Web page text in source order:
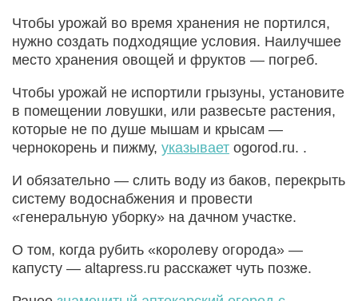
Чтобы урожай во время хранения не портился,
нужно создать подходящие условия. Наилучшее
место хранения овощей и фруктов — погреб.
Чтобы урожай не испортили грызуны, установите
в помещении ловушки, или развесьте растения,
которые не по душе мышам и крысам —
чернокорень и пижму, указывает ogorod.ru. .
И обязательно — слить воду из баков, перекрыть
систему водоснабжения и провести
«генеральную уборку» на дачном участке.
О том, когда рубить «королеву огорода» —
капусту — altapress.ru расскажет чуть позже.